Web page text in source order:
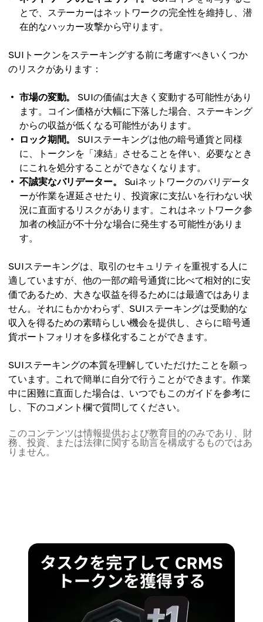
とで、ステーカーはネットワークの完全性を維持し、潜
在的なハッカー攻撃から守ります。
SUIトークンをステーキングする前に考慮すべきいくつか
のリスクがあります：
市場の変動。
SUIの価値は大きく変動する可能性があり
ます。コイン価格が大幅に下落した場合、ステーキング
からの収益が低くなる可能性があります。
ロック期間。
SUIステーキングは他の暗号通貨と同様
に、トークンを「凍結」させることを伴い、必要なとき
にこれを処分することができなくなります。
不誠実なバリデーター。
Suiネットワークのバリデータ
ーが作業を遅延させたり、投資家に支払いを行わない状
況に直面するリスクがあります。これはネットワーク参
加者の検証が不十分な場合に発生する可能性がありま
す。
SUIステーキングは、取引のセキュリティを重視する人に
適していますが、他の一部の暗号通貨に比べて相対的に安
価であるため、大きな収益を得るためには最適ではありま
せん。それにもかかわらず、SUIステーキングは受動的な
収入を得るための素晴らしい機会を提供し、さらに暗号通
貨ポートフォリオを多様化することができます。
SUIステーキングの本質を理解していただけたことを願っ
ています。これで簡単に自分で行うことができます。作業
中に困難に直面した場合は、いつでもこのガイドを参考に
し、下のコメント欄で質問してください。
このコンテンツは情報提供および教育目的のみであり、財
務、投資、または法律に関する助言を構成するものではあ
りません。